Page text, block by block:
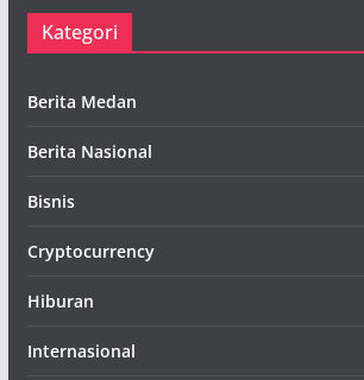
Kategori
Berita Medan
Berita Nasional
Bisnis
Cryptocurrency
Hiburan
Internasional